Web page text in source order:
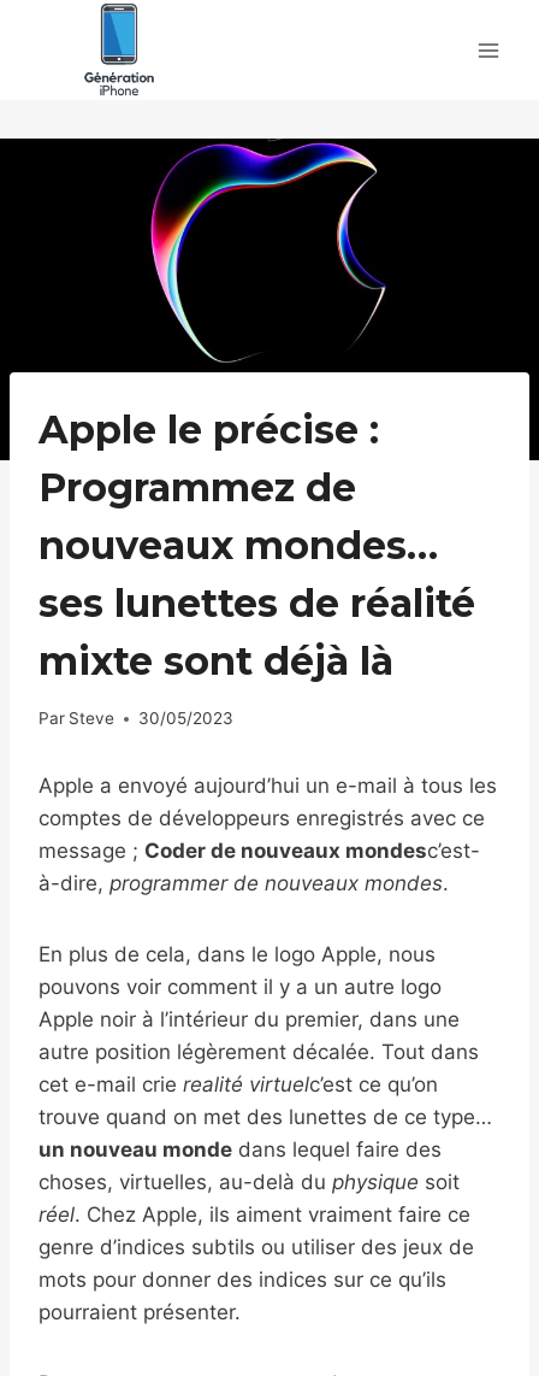
Apple le précise :
Programmez de
nouveaux mondes…
ses lunettes de réalité
mixte sont déjà là
Par Steve 30/05/2023
Apple a envoyé aujourd’hui un e-mail à tous les
comptes de développeurs enregistrés avec ce
message ; Coder de nouveaux mondesc’est-
à-dire, programmer de nouveaux mondes.
En plus de cela, dans le logo Apple, nous
pouvons voir comment il y a un autre logo
Apple noir à l’intérieur du premier, dans une
autre position légèrement décalée. Tout dans
cet e-mail crie realité virtuelc’est ce qu’on
trouve quand on met des lunettes de ce type…
un nouveau monde dans lequel faire des
choses, virtuelles, au-delà du physique soit
réel. Chez Apple, ils aiment vraiment faire ce
genre d’indices subtils ou utiliser des jeux de
mots pour donner des indices sur ce qu’ils
pourraient présenter.